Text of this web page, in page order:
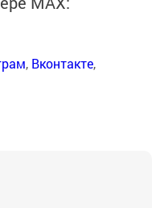
, Вконтакте,